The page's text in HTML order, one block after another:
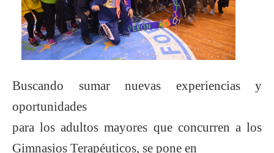
Buscando sumar nuevas experiencias y
oportunidades
para los adultos mayores que concurren a los
Gimnasios Terapéuticos, se pone en